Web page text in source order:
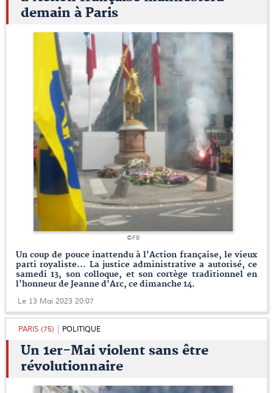
demain à Paris
©FB
Un coup de pouce inattendu à l'Action française, le vieux
parti royaliste... La justice administrative a autorisé, ce
samedi 13, son colloque, et son cortège traditionnel en
l'honneur de Jeanne d'Arc, ce dimanche 14.
Le 13 Mai 2023 20:07
PARIS (75) POLITIQUE
Un 1er-Mai violent sans être
révolutionnaire